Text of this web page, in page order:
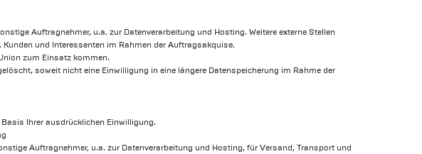
Auftragnehmer, u.a. zur Datenverarbeitung und Hosting. Weitere externe Stellen
und Interessenten im Rahmen der Auftragsakquise.
zum Einsatz kommen.
soweit nicht eine Einwilligung in eine längere Datenspeicherung im Rahme der
Ihrer ausdrücklichen Einwilligung.
Auftragnehmer, u.a. zur Datenverarbeitung und Hosting, für Versand, Transport und